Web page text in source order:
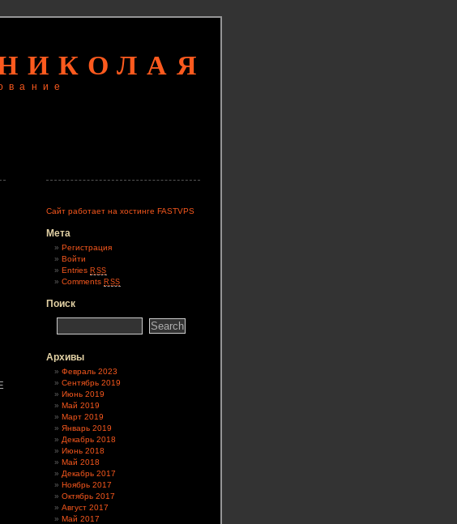
Сайт работает на хостинге FASTVPS
Мета
Регистрация
Войти
Entries RSS
Comments RSS
Поиск
Архивы
Февраль 2023
Сентябрь 2019
Июнь 2019
Май 2019
Март 2019
Январь 2019
Декабрь 2018
Июнь 2018
Май 2018
Декабрь 2017
Ноябрь 2017
Октябрь 2017
Август 2017
Май 2017